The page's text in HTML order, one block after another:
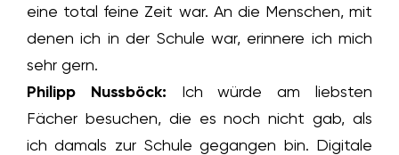
eine total feine Zeit war. An die Menschen, mit
denen ich in der Schule war, erinnere ich mich
sehr gern.
Philipp Nussböck: Ich würde am liebsten
Fächer besuchen, die es noch nicht gab, als
ich damals zur Schule gegangen bin. Digitale